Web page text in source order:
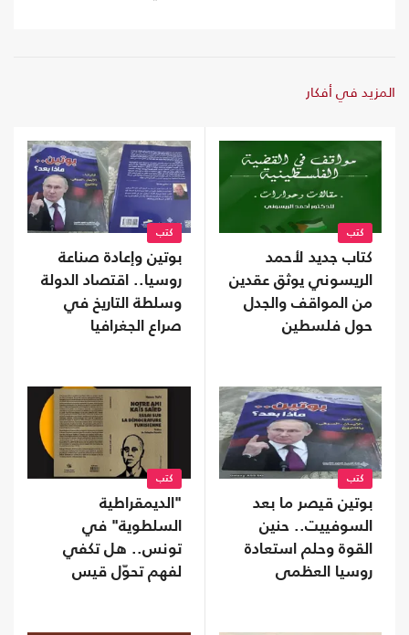
المزيد في أفكار
كتب
كتاب جديد لأحمد
الريسوني يوثق عقدين
من المواقف والجدل
حول فلسطين
كتب
بوتين وإعادة صناعة
روسيا.. اقتصاد الدولة
وسلطة التاريخ في
صراع الجغرافيا
كتب
بوتين قيصر ما بعد
السوفييت.. حنين
القوة وحلم استعادة
روسيا العظمى
كتب
"الديمقراطية
السلطوية" في
تونس.. هل تكفي
لفهم تحوّل قيس